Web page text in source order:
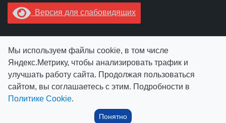
Версия для слабовидящих
Ctrl+Enter.
© АУ "ЮграМегаСпорт" 2026
Мы используем файлы cookie, в том числе
Яндекс.Метрику, чтобы анализировать трафик и
улучшать работу сайта. Продолжая пользоваться
сайтом, вы соглашаетесь с этим. Подробности в
Политике Cookie.
Понятно